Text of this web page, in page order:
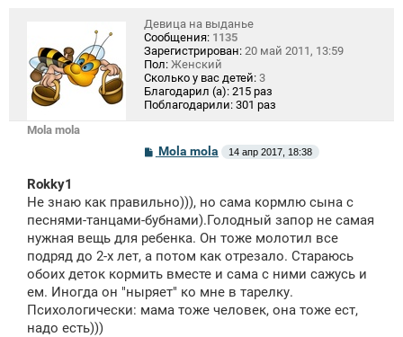
Mola mola
Девица на выданье
Сообщения: 1135
Зарегистрирован: 20 май 2011, 13:59
Пол: Женский
Сколько у вас детей: 3
Благодарил (а): 215 раз
Поблагодарили: 301 раз
С
о
щ
н
и
Mola mola 14 апр 2017, 18:38
Rokky1
Не знаю как правильно))), но сама кормлю сына с
песнями-танцами-бубнами).Голодный запор не самая
нужная вещь для ребенка. Он тоже молотил все
подряд до 2-х лет, а потом как отрезало. Стараюсь
обоих деток кормить вместе и сама с ними сажусь и
ем. Иногда он "ныряет" ко мне в тарелку.
Психологически: мама тоже человек, она тоже ест,
надо есть)))